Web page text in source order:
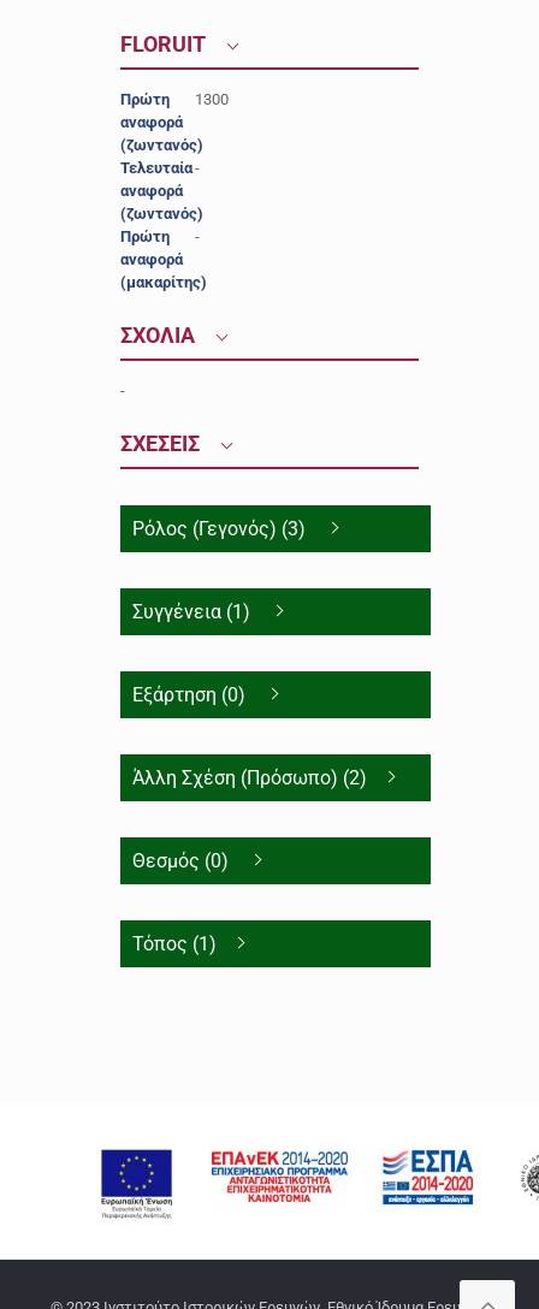
FLORUIT
Πρώτη
αναφορά
(ζωντανός)
1300
Τελευταία
αναφορά
(ζωντανός)
-
Πρώτη
αναφορά
(μακαρίτης)
-
ΣΧΟΛΙΑ
-
ΣΧΕΣΕΙΣ
Ρόλος (Γεγονός) (3)
Συγγένεια (1)
Εξάρτηση (0)
Άλλη Σχέση (Πρόσωπο) (2)
Θεσμός (0)
Τόπος (1)